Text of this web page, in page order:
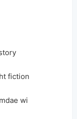
fiction
wi